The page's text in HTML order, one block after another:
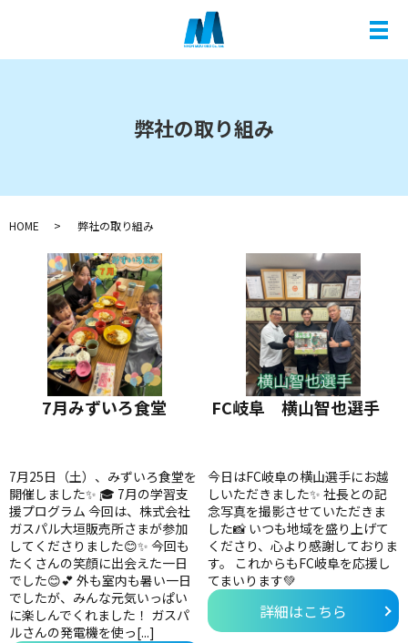
メ
弊社の取り組み
HOME 弊社の取り組み
7月みずいろ食堂
7月25日（土）、みずいろ食堂を
開催しました✨ 🎓 7月の学習支
援プログラム 今回は、株式会社
ガスパル大垣販売所さまが参加
してくださりました😊✨ 今回も
たくさんの笑顔に出会えた一日
でした😊💕 外も室内も暑い一日
でしたが、みんな元気いっぱい
に楽しんでくれました！ ガスパ
ルさんの発電機を使っ[...]
FC岐阜 横山智也選手
今日はFC岐阜の横山選手にお越
しいただきました✨ 社長との記
念写真を撮影させていただきま
した📸 いつも地域を盛り上げて
くださり、心より感謝しておりま
す。 これからもFC岐阜を応援し
てまいります💚
詳細はこちら